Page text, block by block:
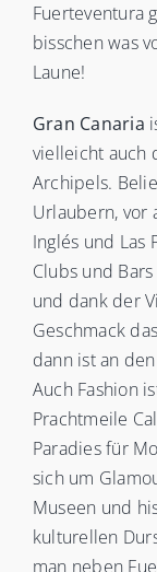
Fuerteventura
bisschen was
Laune!
Gran Canaria
vielleicht auch
Archipels.
Urlaubern, vor
Inglés und Las
Clubs und
und dank der
Geschmack
dann ist an
Auch Fashion
Prachtmeile
Paradies für
sich um
Museen und
kulturellen
man neben